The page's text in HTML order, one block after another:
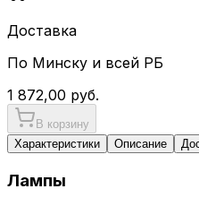
Доставка
По Минску и всей РБ
1 872,00 руб.
В корзину
Характеристики
Описание
Лампы